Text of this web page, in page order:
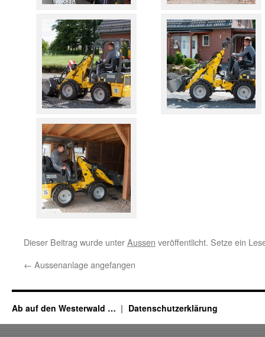
Dieser Beitrag wurde unterAussen veröffentlicht. Setze ein
← Aussenanlage angefangen
Ab auf den Westerwald … Datenschutzerklärung